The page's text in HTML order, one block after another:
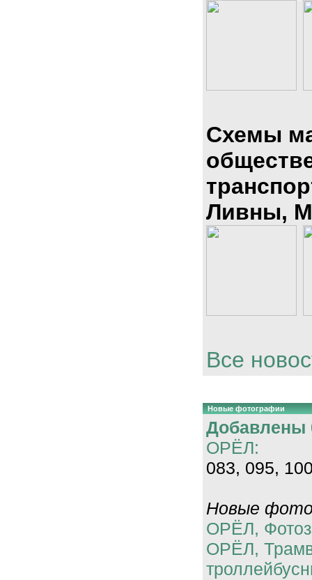
Схемы
Ливны,
Все
Новые фотографии
Добавлены
ОРЁЛ:
083, 095,
Новые
ОРЁЛ,
ОРЁЛ,